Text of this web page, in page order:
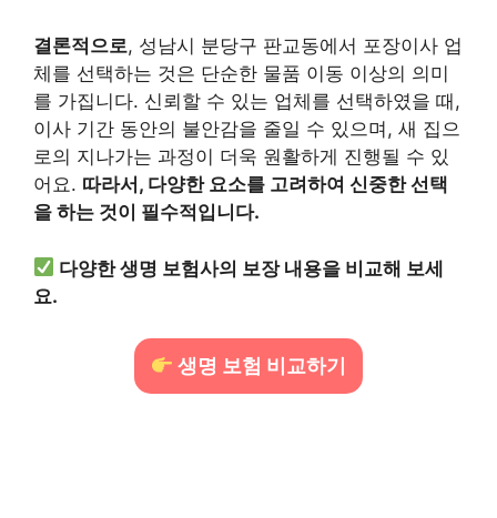
결론적으로, 성남시 분당구 판교동에서 포장이사 업
체를 선택하는 것은 단순한 물품 이동 이상의 의미
를 가집니다. 신뢰할 수 있는 업체를 선택하였을 때,
이사 기간 동안의 불안감을 줄일 수 있으며, 새 집으
로의 지나가는 과정이 더욱 원활하게 진행될 수 있
어요. 따라서, 다양한 요소를 고려하여 신중한 선택
을 하는 것이 필수적입니다.
다양한 생명 보험사의 보장 내용을 비교해 보세
요.
생명 보험 비교하기